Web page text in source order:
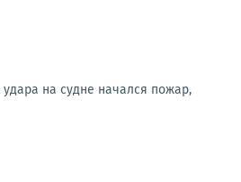
на судне начался пожар,